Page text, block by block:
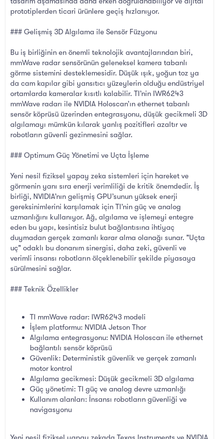
prototiplerden ticari ürünlere geçiş hızlanıyor.
### Gelişmiş 3D Algılama ile Sensör Füzyonu
Bu iş birliğinin en önemli teknolojik avantajlarından biri,
mmWave radar sensörünün geleneksel kamera tabanlı
görme sistemini desteklemesidir. Düşük ışık, yoğun toz ya
da cam kapılar gibi yansıtıcı yüzeylerin olduğu endüstriyel
ortamlarda kameralar kısıtlı kalabilir. TI’nin IWR6243
mmWave radarı ile NVIDIA Holoscan’ın ethernet tabanlı
sensör köprüsü üzerinden entegrasyonu, düşük gecikmeli 3D
algılamayı mümkün kılarak yanlış pozitifleri azaltır ve
robotların güvenli gezinmesini sağlar.
### Optimum Güç Yönetimi ve Uçta İşleme
Yeni nesil fiziksel yapay zeka sistemleri için hareket ve
görmenin yanı sıra enerji verimliliği de kritik önemdedir. İş
birliği, NVIDIA’nın gelişmiş GPU’sunun yüksek enerji
gereksinimlerini karşılamak için TI’nin güç ve analog
uzmanlığını kullanıyor. Ağ, algılama ve işlemeyi entegre
eden bu yapı, kesintisiz bulut bağlantısına ihtiyaç
duymadan gerçek zamanlı karar alma olanağı sunar. "Uçta
uç" odaklı bu donanım sinergisi, daha zeki, güvenli ve
verimli insansı robotların ölçeklenebilir şekilde piyasaya
sürülmesini sağlar.
### Teknik Özellikler
TI mmWave radar: IWR6243 modeli
İşlem platformu: NVIDIA Jetson Thor
Algılama entegrasyonu: NVIDIA Holoscan ile ethernet
bağlantılı sensör köprüsü
Güvenlik: Deterministik güvenlik ve gerçek zamanlı
motor kontrol
Algılama gecikmesi: Düşük gecikmeli 3D algılama
Güç yönetimi: TI güç ve analog devre uzmanlığı
Kullanım alanları: İnsansı robotların güvenliği ve
navigasyonu